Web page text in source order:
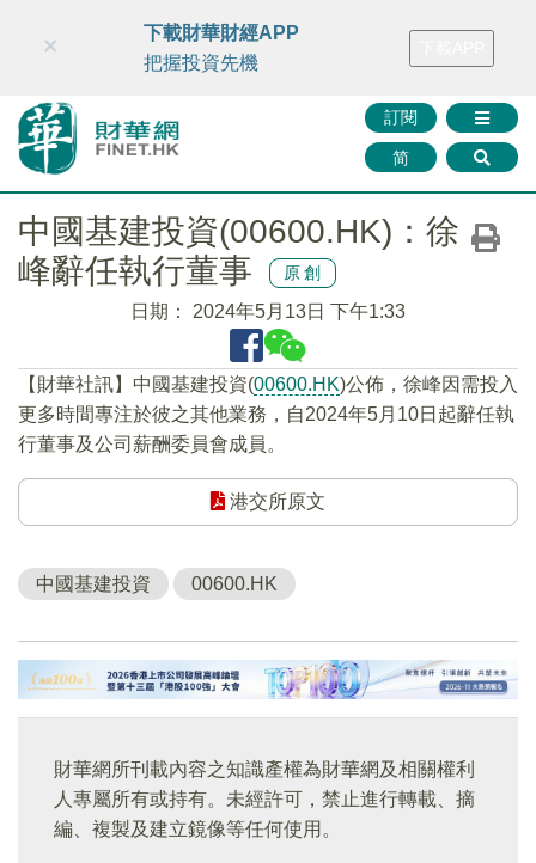
財華智庫網 FINTV FINMETA 財華證券 媒體矩陣
訂閱
简
×
下載財華財經APP
把握投資先機
中國基建投資(00600.HK)：徐
峰辭任執行董事
原創
日期： 2024年5月13日 下午1:33
【財華社訊】中國基建投資(00600.HK)公佈，徐峰因需投入
更多時間專注於彼之其他業務，自2024年5月10日起辭任執
行董事及公司薪酬委員會成員。
港交所原文
中國基建投資 00600.HK
財華網所刊載內容之知識產權為財華網及相關權利
人專屬所有或持有。未經許可，禁止進行轉載、摘
編、複製及建立鏡像等任何使用。